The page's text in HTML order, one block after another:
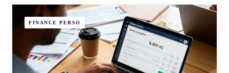
FINANCE PERSO